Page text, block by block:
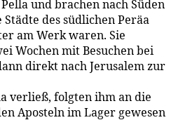
und brachen nach Süden
des südlichen Peräa
am Werk waren. Sie
Wochen mit Besuchen bei
direkt nach Jerusalem zur
verließ, folgten ihm an die
Aposteln im Lager gewesen